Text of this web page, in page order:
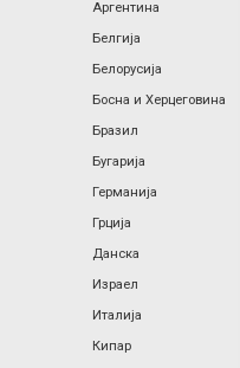
Аргентина
Белгија
Белорусија
Босна и Херцеговина
Бразил
Бугарија
Германија
Грција
Данска
Израел
Италија
Кипар